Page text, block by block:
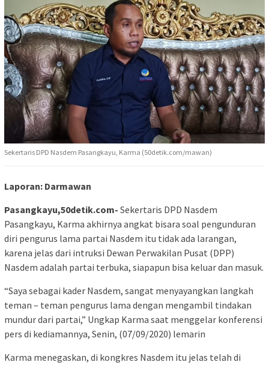
Sekertaris DPD Nasdem Pasangkayu, Karma (50detik.com/mawan)
Laporan: Darmawan
Pasangkayu,50detik.com- Sekertaris DPD Nasdem
Pasangkayu, Karma akhirnya angkat bisara soal pengunduran
diri pengurus lama partai Nasdem itu tidak ada larangan,
karena jelas dari intruksi Dewan Perwakilan Pusat (DPP)
Nasdem adalah partai terbuka, siapapun bisa keluar dan masuk.
“Saya sebagai kader Nasdem, sangat menyayangkan langkah
teman – teman pengurus lama dengan mengambil tindakan
mundur dari partai,” Ungkap Karma saat menggelar konferensi
pers di kediamannya, Senin, (07/09/2020) lemarin
Karma menegaskan, di kongkres Nasdem itu jelas telah di